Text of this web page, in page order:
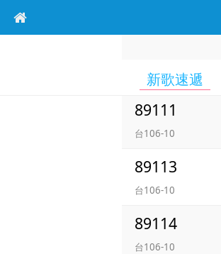
新歌速遞
89111
台106-10
89113
台106-10
89114
台106-10